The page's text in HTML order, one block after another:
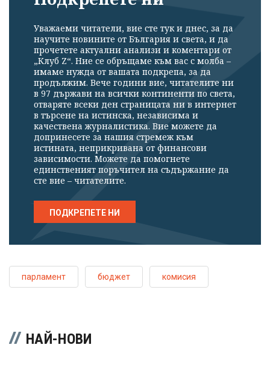
Уважаеми читатели, вие сте тук и днес, за да
научите новините от България и света, и да
прочетете актуални анализи и коментари от
„Клуб Z“. Ние се обръщаме към вас с молба –
имаме нужда от вашата подкрепа, за да
продължим. Вече години вие, читателите ни
в 97 държави на всички континенти по света,
отваряте всеки ден страницата ни в интернет
в търсене на истинска, независима и
качествена журналистика. Вие можете да
допринесете за нашия стремеж към
истината, неприкривана от финансови
зависимости. Можете да помогнете
единственият поръчител на съдържание да
сте вие – читателите.
ПОДКРЕПЕТЕ НИ
парламент бюджет комисия
НАЙ-НОВИ